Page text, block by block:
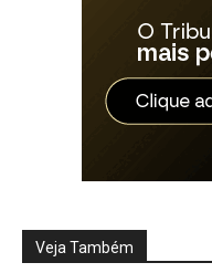
Veja Também